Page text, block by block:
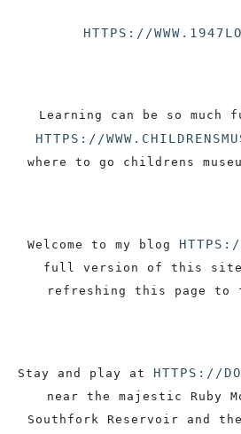
HTTPS://
HTTPS://
where to go childrens
Welcome to my blog
full version of this site
refreshing this page
Stay and play at HTTPS://
near the majestic Ruby
Southfork Reservoir and